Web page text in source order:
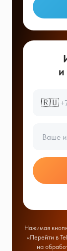
и
🇷🇺
Нажимая
«Перейти в
на